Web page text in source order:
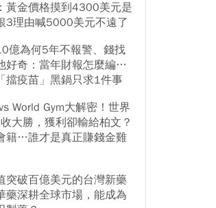
黃金價格摸到4300美元是
3理由喊5000美元不遠了
億為何5年不報警、錢找
好奇：當年財報怎麼編…
擋疫苗」黑鍋只求1件事
World Gym大解密！世界
大勝，獲利卻輸給柏文？
籍…誰才是真正賺錢金雞
突破百億美元的台灣新藥
藥深耕全球市場，能成為